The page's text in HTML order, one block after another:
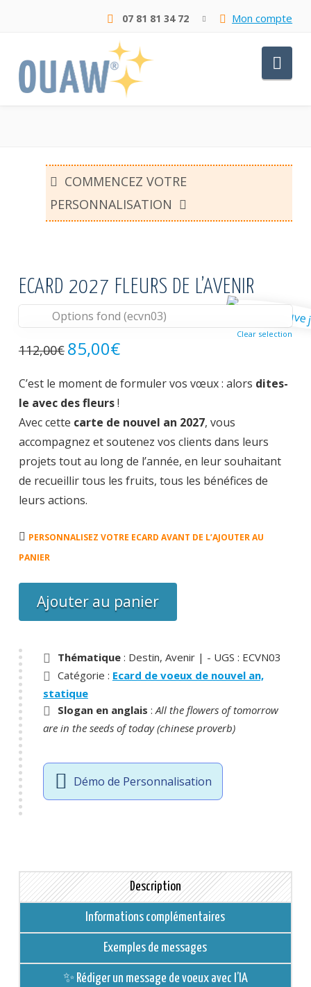
07 81 81 34 72 Mon compte
COMMENCEZ VOTRE
PERSONNALISATION
ECARD 2027 FLEURS DE L’AVENIR
Options fond (ecvn03)
Clear selection
112,00€ Le
prix
était :
112,00€.
85,00€Le
prix
est :
85,00€.
C’est le moment de formuler vos vœux : alors dites-
le avec des fleurs!
Avec cette carte de nouvel an 2027, vous
accompagnez et soutenez vos clients dans leurs
projets tout au long de l’année, en leur souhaitant
de recueillir tous les fruits, tous les bénéfices de
leurs actions.
PERSONNALISEZ VOTRE ECARD AVANT DE L’AJOUTER AU
PANIER
[Millesime]
Fleurs
de
l'avenir
Ajouter au panier
Thématique: Destin, Avenir | - UGS : ECVN03
Catégorie : Ecard de voeux de nouvel an,
statique
Slogan en anglais :All the flowers of tomorrow
are in the seeds of today (chinese proverb)
Démo de Personnalisation
Description
Informations complémentaires
Exemples de messages
✨ Rédiger un message de voeux avec l’IA